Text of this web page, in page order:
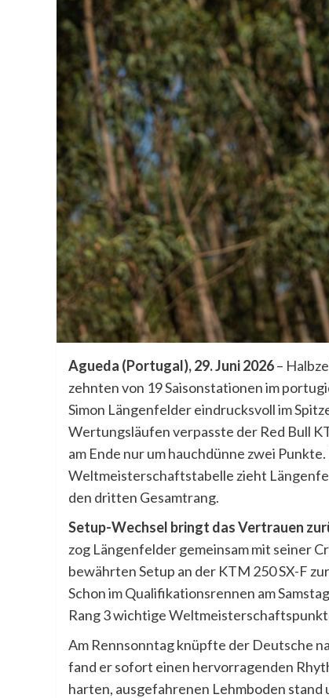
Agueda (Portugal), 29. Juni 2026–
zehnten von 19 Saisonstationen im
Simon Längenfelder eindrucksvoll im
Wertungsläufen verpasste der Red Bull
am Ende nur um hauchdünne zwei
Weltmeisterschaftstabelle zieht
den dritten Gesamtrang.
Setup-Wechsel bringt das Vertrauen
zog Längenfelder gemeinsam mit seiner
bewährten Setup an der KTM 250 SX-F
Schon im Qualifikationsrennen am
Rang 3 wichtige
Am Rennsonntag knüpfte der Deutsche
fand er sofort einen hervorragenden
harten, ausgefahrenen Lehmboden